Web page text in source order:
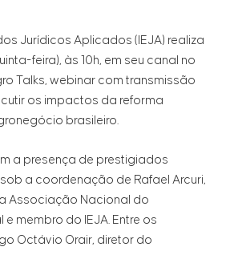
Jurídicos Aplicados (IEJA) realiza
feira), às 10h, em seu canal no
Talks, webinar com transmissão
os impactos da reforma
brasileiro.
a presença de prestigiados
a coordenação de Rafael Arcuri,
Associação Nacional do
membro do IEJA. Entre os
Octávio Orair, diretor do